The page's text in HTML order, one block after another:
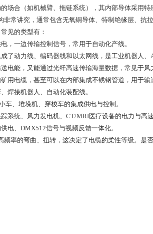
场合（如机械臂、拖链系统），其内部导体采用
非常讲究，通常包含无氧铜导体、特制绝缘层、抗
见的类型有：
，一边传输控制信号，常用于自动化产线。
了动力线、编码器线和以太网线，是工业机器人、
电能，又能通过光纤高速传输海量数据，常见于风
用电缆，甚至可以在内部集成不锈钢管道，用于输
焊接机器人、自动化装配线。
车、堆垛机、穿梭车的集成供电与控制。
系统、风力发电机、CT/MRI医疗设备的电力与高速
电、DMX512信号与视频反馈一体化。
频率的弯曲、扭转，这决定了电缆的柔性等级。是